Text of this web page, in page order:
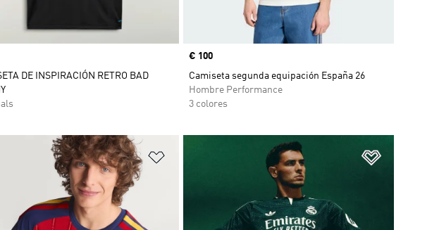
DE INSPIRACIÓN RETRO BAD
Precio
€ 100
Camiseta segunda equipación España 26
Hombre Performance
3 colores
lista de deseos Añadir a la lista de deseos